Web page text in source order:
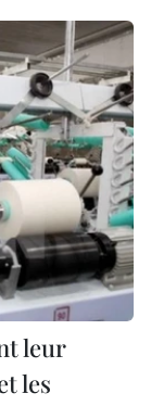
leur
les